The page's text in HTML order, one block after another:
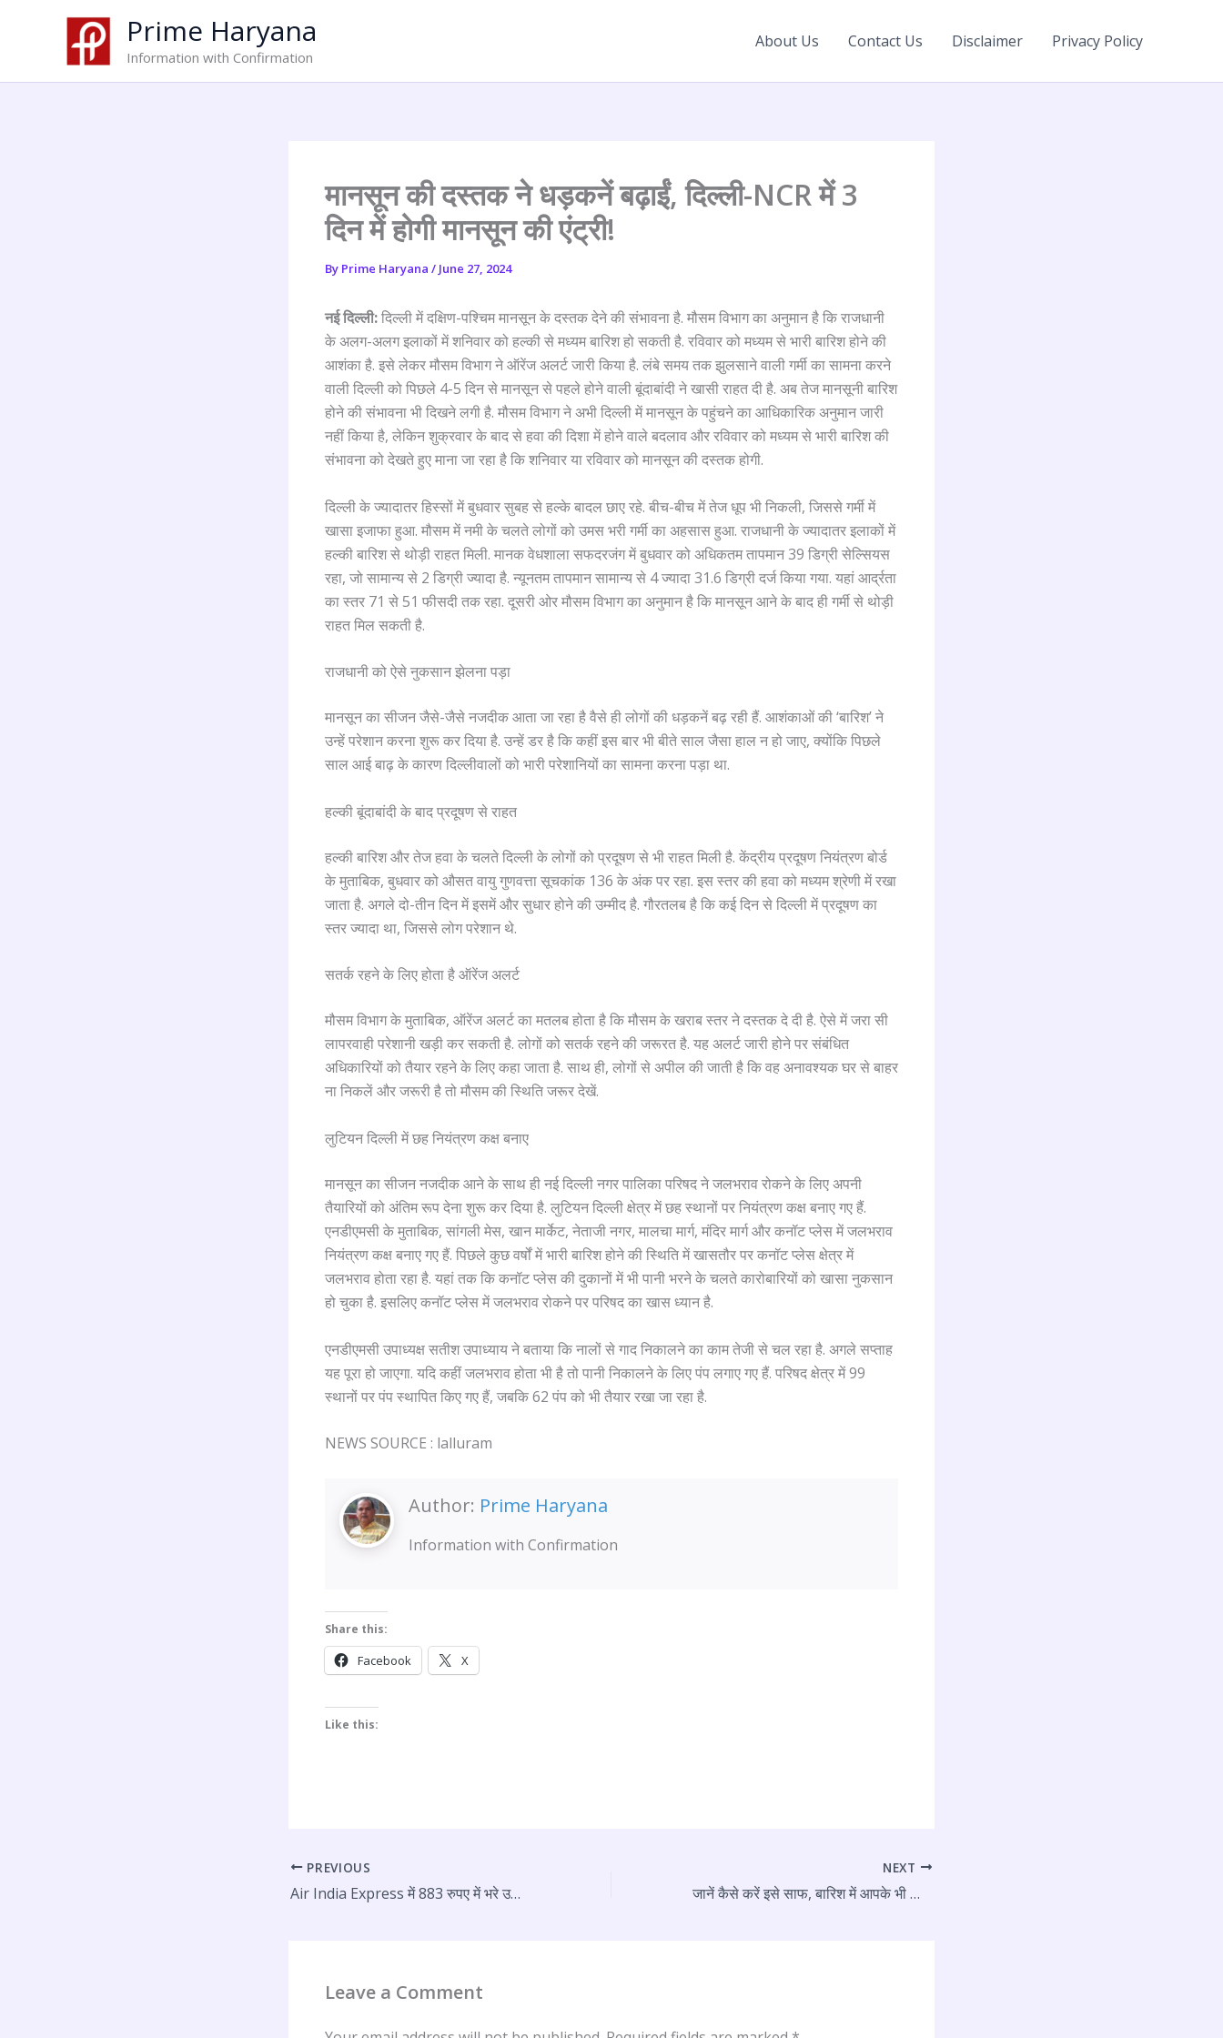
Prime Haryana
Information with Confirmation
About Us Contact Us Disclaimer Privacy Policy
मानसून की दस्तक ने धड़कनें बढ़ाईं, दिल्ली-NCR में 3
दिन में होगी मानसून की एंट्री!
By Prime Haryana / June 27, 2024
नई दिल्ली:दिल्ली में दक्षिण-पश्चिम मानसून के दस्तक देने की संभावना है. मौसम विभाग का अनुमान है कि राजधानी
के अलग-अलग इलाकों में शनिवार को हल्की से मध्यम बारिश हो सकती है. रविवार को मध्यम से भारी बारिश होने की
आशंका है. इसे लेकर मौसम विभाग ने ऑरेंज अलर्ट जारी किया है. लंबे समय तक झुलसाने वाली गर्मी का सामना करने
वाली दिल्ली को पिछले 4-5 दिन से मानसून से पहले होने वाली बूंदाबांदी ने खासी राहत दी है. अब तेज मानसूनी बारिश
होने की संभावना भी दिखने लगी है. मौसम विभाग ने अभी दिल्ली में मानसून के पहुंचने का आधिकारिक अनुमान जारी
नहीं किया है, लेकिन शुक्रवार के बाद से हवा की दिशा में होने वाले बदलाव और रविवार को मध्यम से भारी बारिश की
संभावना को देखते हुए माना जा रहा है कि शनिवार या रविवार को मानसून की दस्तक होगी.
दिल्ली के ज्यादातर हिस्सों में बुधवार सुबह से हल्के बादल छाए रहे. बीच-बीच में तेज धूप भी निकली, जिससे गर्मी में
खासा इजाफा हुआ. मौसम में नमी के चलते लोगों को उमस भरी गर्मी का अहसास हुआ. राजधानी के ज्यादातर इलाकों में
हल्की बारिश से थोड़ी राहत मिली. मानक वेधशाला सफदरजंग में बुधवार को अधिकतम तापमान 39 डिग्री सेल्सियस
रहा, जो सामान्य से 2 डिग्री ज्यादा है. न्यूनतम तापमान सामान्य से 4 ज्यादा 31.6 डिग्री दर्ज किया गया. यहां आर्द्रता
का स्तर 71 से 51 फीसदी तक रहा. दूसरी ओर मौसम विभाग का अनुमान है कि मानसून आने के बाद ही गर्मी से थोड़ी
राहत मिल सकती है.
राजधानी को ऐसे नुकसान झेलना पड़ा
मानसून का सीजन जैसे-जैसे नजदीक आता जा रहा है वैसे ही लोगों की धड़कनें बढ़ रही हैं. आशंकाओं की ‘बारिश’ ने
उन्हें परेशान करना शुरू कर दिया है. उन्हें डर है कि कहीं इस बार भी बीते साल जैसा हाल न हो जाए, क्योंकि पिछले
साल आई बाढ़ के कारण दिल्लीवालों को भारी परेशानियों का सामना करना पड़ा था.
हल्की बूंदाबांदी के बाद प्रदूषण से राहत
हल्की बारिश और तेज हवा के चलते दिल्ली के लोगों को प्रदूषण से भी राहत मिली है. केंद्रीय प्रदूषण नियंत्रण बोर्ड
के मुताबिक, बुधवार को औसत वायु गुणवत्ता सूचकांक 136 के अंक पर रहा. इस स्तर की हवा को मध्यम श्रेणी में रखा
जाता है. अगले दो-तीन दिन में इसमें और सुधार होने की उम्मीद है. गौरतलब है कि कई दिन से दिल्ली में प्रदूषण का
स्तर ज्यादा था, जिससे लोग परेशान थे.
सतर्क रहने के लिए होता है ऑरेंज अलर्ट
मौसम विभाग के मुताबिक, ऑरेंज अलर्ट का मतलब होता है कि मौसम के खराब स्तर ने दस्तक दे दी है. ऐसे में जरा सी
लापरवाही परेशानी खड़ी कर सकती है. लोगों को सतर्क रहने की जरूरत है. यह अलर्ट जारी होने पर संबंधित
अधिकारियों को तैयार रहने के लिए कहा जाता है. साथ ही, लोगों से अपील की जाती है कि वह अनावश्यक घर से बाहर
ना निकलें और जरूरी है तो मौसम की स्थिति जरूर देखें.
लुटियन दिल्ली में छह नियंत्रण कक्ष बनाए
मानसून का सीजन नजदीक आने के साथ ही नई दिल्ली नगर पालिका परिषद ने जलभराव रोकने के लिए अपनी
तैयारियों को अंतिम रूप देना शुरू कर दिया है. लुटियन दिल्ली क्षेत्र में छह स्थानों पर नियंत्रण कक्ष बनाए गए हैं.
एनडीएमसी के मुताबिक, सांगली मेस, खान मार्केट, नेताजी नगर, मालचा मार्ग, मंदिर मार्ग और कनॉट प्लेस में जलभराव
नियंत्रण कक्ष बनाए गए हैं. पिछले कुछ वर्षों में भारी बारिश होने की स्थिति में खासतौर पर कनॉट प्लेस क्षेत्र में
जलभराव होता रहा है. यहां तक कि कनॉट प्लेस की दुकानों में भी पानी भरने के चलते कारोबारियों को खासा नुकसान
हो चुका है. इसलिए कनॉट प्लेस में जलभराव रोकने पर परिषद का खास ध्यान है.
एनडीएमसी उपाध्यक्ष सतीश उपाध्याय ने बताया कि नालों से गाद निकालने का काम तेजी से चल रहा है. अगले सप्ताह
यह पूरा हो जाएगा. यदि कहीं जलभराव होता भी है तो पानी निकालने के लिए पंप लगाए गए हैं. परिषद क्षेत्र में 99
स्थानों पर पंप स्थापित किए गए हैं, जबकि 62 पंप को भी तैयार रखा जा रहा है.
NEWS SOURCE : lalluram
Author: Prime Haryana
Information with Confirmation
Share this:
Facebook X
Like this:
PREVIOUS
Air India Express में 883 रुपए में भरे उड़ान, हवाई सफर करने वाले यात्रियों के लिए गुड न्यूज
NEXT
जानें कैसे करें इसे साफ, बारिश में आपके भी कार के शीशे में जम जाता है फॉग और नहीं दिखता आर-पार?
Leave a Comment